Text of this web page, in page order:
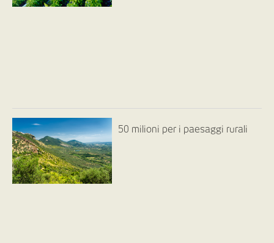
50 milioni per i paesaggi rurali